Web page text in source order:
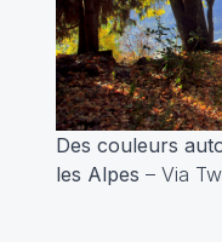
Des couleurs
les Alpes – Via